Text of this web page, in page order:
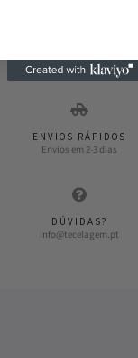
Vários métodos de pagamento
ENVIOS RÁPIDOS
Envios em 2-3 dias
DÚVIDAS?
info@tecelagem.pt